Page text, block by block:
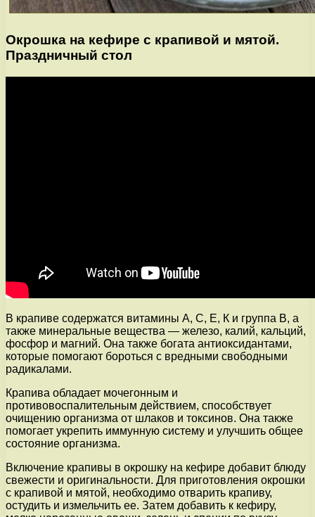
Окрошка на кефире с крапивой и мятой.
Праздничный стол
В крапиве содержатся витамины А, С, Е, К и группа В, а
также минеральные вещества — железо, калий, кальций,
фосфор и магний. Она также богата антиоксидантами,
которые помогают бороться с вредными свободными
радикалами.
Крапива обладает мочегонным и
противовоспалительным действием, способствует
очищению организма от шлаков и токсинов. Она также
помогает укрепить иммунную систему и улучшить общее
состояние организма.
Включение крапивы в окрошку на кефире добавит блюду
свежести и оригинальности. Для приготовления окрошки
с крапивой и мятой, необходимо отварить крапиву,
остудить и измельчить ее. Затем добавить к кефиру,